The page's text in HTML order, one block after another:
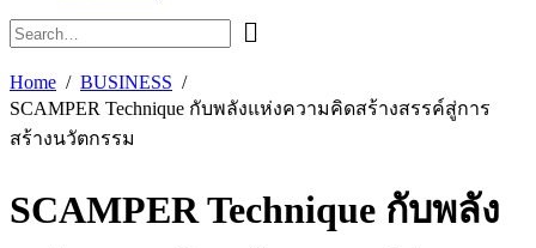
Home
BUSINESS
SCAMPER Technique กับพลังแห่งความคิดสร้างสรรค์สู่การ
สร้างนวัตกรรม
SCAMPER Technique กับพลัง